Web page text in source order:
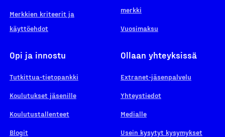
Merkkien kriteerit ja
käyttöehdot
merkki
Vuosimaksu
Opi ja innostu
Tutkittua-tietopankki
Koulutukset jäsenille
Koulutustallenteet
Blogit
Ollaan yhteyksissä
Extranet-jäsenpalvelu
Yhteystiedot
Medialle
Usein kysytyt kysymykset